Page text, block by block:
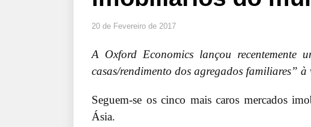
20 de Fevereiro de 2017
A Oxford Economics lançou recentemente
casas/rendimento dos agregados familiares”
Seguem-se os cinco mais caros mercados
Ásia.